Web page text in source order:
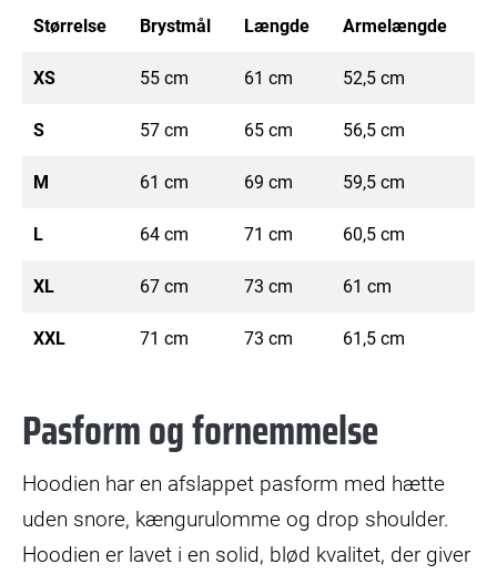
Størrelse Brystmål Længde Armelængde
XS 55 cm 61 cm 52,5 cm
S 57 cm 65 cm 56,5 cm
M 61 cm 69 cm 59,5 cm
L 64 cm 71 cm 60,5 cm
XL 67 cm 73 cm 61 cm
XXL 71 cm 73 cm 61,5 cm
Pasform og fornemmelse
Hoodien har en afslappet pasform med hætte
uden snore, kængurulomme og drop shoulder.
Hoodien er lavet i en solid, blød kvalitet, der giver